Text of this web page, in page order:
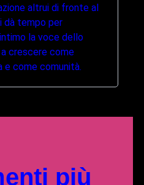
altrui di fronte al
dà tempo per
la voce dello
crescere come
e come comunità.
più